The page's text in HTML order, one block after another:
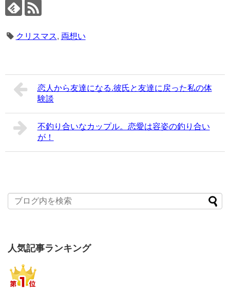
クリスマス, 両想い
恋人から友達になる.彼氏と友達に戻った私の体
験談
不釣り合いなカップル。恋愛は容姿の釣り合い
が！
人気記事ランキング